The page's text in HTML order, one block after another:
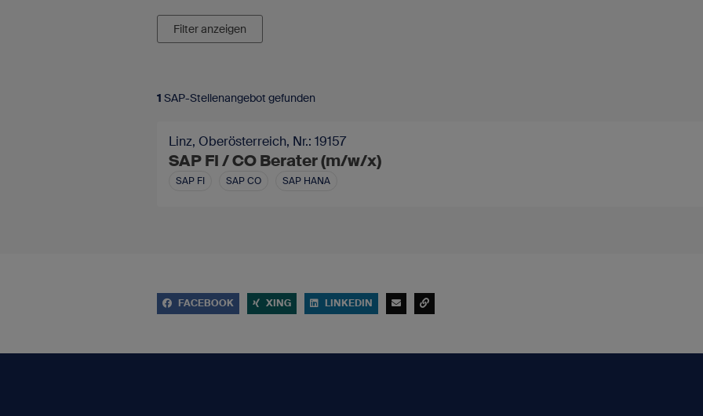
Filter anzeigen
1 SAP-Stellenangebot gefunden
Linz, Oberösterreich, Nr.: 19157
SAP FI / CO Berater (m/w/x)
SAP FI SAP CO SAP HANA
FACEBOOK XING LINKEDIN